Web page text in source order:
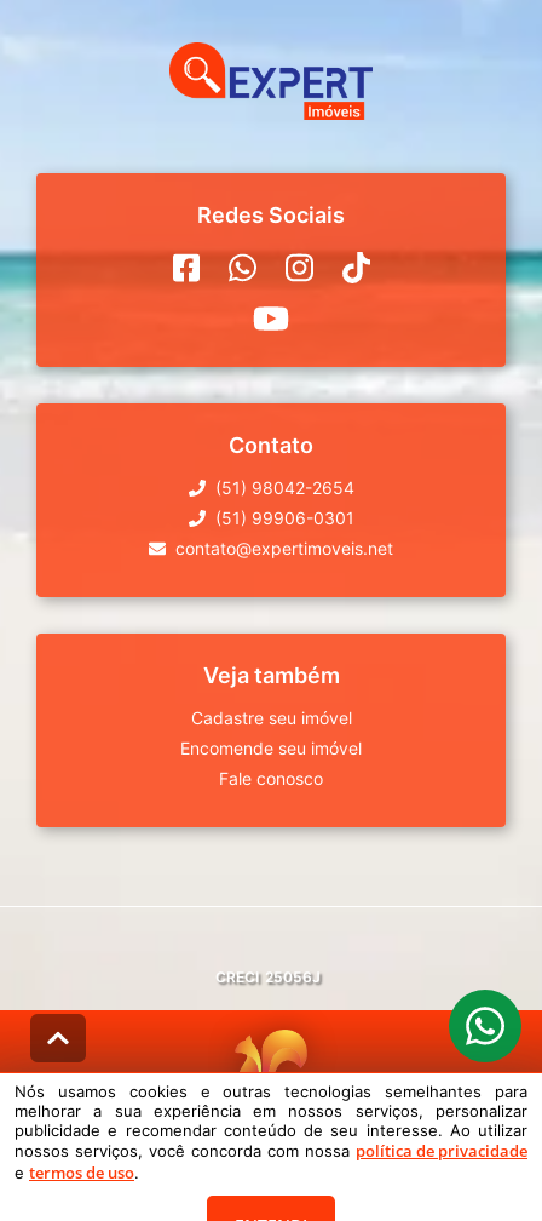
Redes Sociais
Contato
(51) 98042-2654
(51) 99906-0301
contato@expertimoveis.net
Veja também
Cadastre seu imóvel
Encomende seu imóvel
Fale conosco
CRECI 25056J
© DESENVOLVIDO PELAAGIL.NET
Nós usamos cookies e outras tecnologias semelhantes para melhorar a
sua experiência em nossos serviços, personalizar publicidade e
Nós usamos cookies e outras tecnologias semelhantes para
melhorar a sua experiência em nossos serviços, personalizar
publicidade e recomendar conteúdo de seu interesse. Ao utilizar
nossos serviços, você concorda com nossa política de privacidade
e termos de uso.